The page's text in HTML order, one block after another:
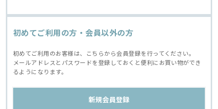
初めてご利用の方・会員以外の方
初めてご利用のお客様は、こちらから会員登録を行ってください。
メールアドレスとパスワードを登録しておくと便利にお買い物ができ
るようになります。